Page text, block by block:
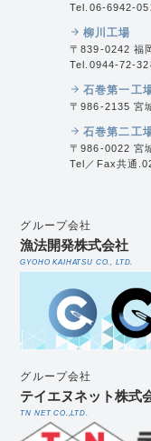
Tel.06-6942-
arrow_forward 柳川工場
〒839-0242 福
Tel.0944-72-
arrow_forward 石巻第一工
〒986-2135 宮
arrow_forward 石巻第二工
〒986-0022 宮
Tel／Fax共通
グループ会社
漁法開発株式会社
GYOHO KAIHATSU CO., LTD.
グループ会社
テイエヌネット株式
TN NET CO.,LTD.